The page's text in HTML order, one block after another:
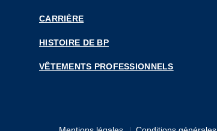
CARRIÈRE
HISTOIRE DE BP
VÊTEMENTS PROFESSIONNELS